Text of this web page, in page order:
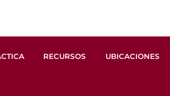
RECURSOS UBICACIONES